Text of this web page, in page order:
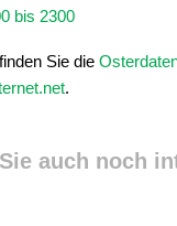
bis 2300
Sie die
.
auch noch